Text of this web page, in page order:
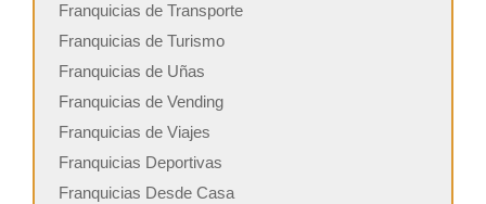
Franquicias de Transporte
Franquicias de Turismo
Franquicias de Uñas
Franquicias de Vending
Franquicias de Viajes
Franquicias Deportivas
Franquicias Desde Casa